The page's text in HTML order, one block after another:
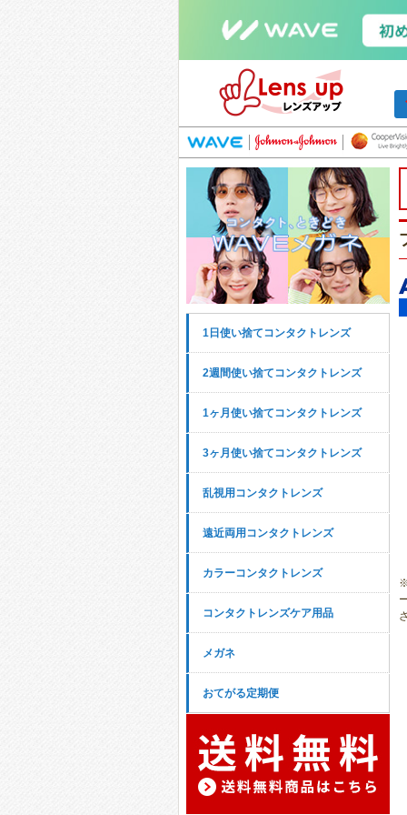
1日使い捨てコンタクトレンズ
2週間使い捨てコンタクトレンズ
1ヶ月使い捨てコンタクトレンズ
3ヶ月使い捨てコンタクトレンズ
乱視用コンタクトレンズ
遠近両用コンタクトレンズ
カラーコンタクトレンズ
コンタクトレンズケア用品
メガネ
おてがる定期便